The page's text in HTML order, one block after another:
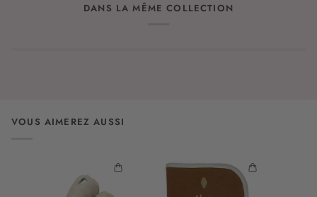
DANS LA MÊME COLLECTION
VOUS AIMEREZ AUSSI